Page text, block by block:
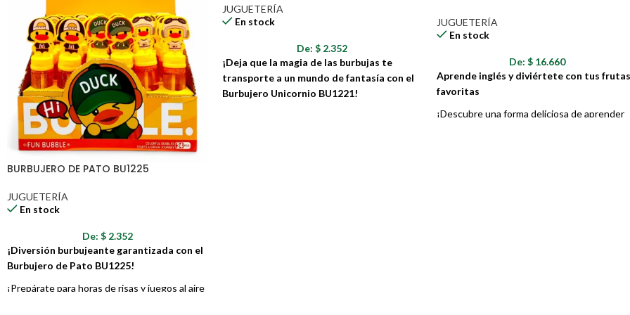
BURBUJERO DE PATO BU1225
JUGUETERÍA
En stock
De: $2.352
¡Diversión burbujeante garantizada con el
Burbujero de Pato BU1225!
¡Prepárate para horas de risas y juegos al aire
JUGUETERÍA
En stock
De:$ 2.352
¡Deja que la magia de las burbujas te
transporte a un mundo de fantasía con el
Burbujero Unicornio BU1221!
JUGUETERÍA
En stock
De: $16.660
Aprende inglés y diviértete con tus frutas
favoritas
¡Descubre una forma deliciosa de aprender